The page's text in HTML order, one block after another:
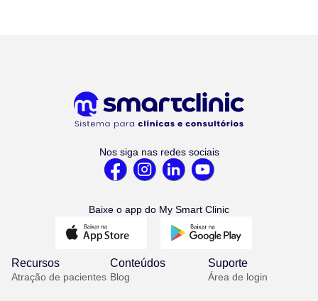
Nos siga nas redes sociais
Baixe o app do My Smart Clinic
Recursos
Atração de pacientes
Conteúdos
Blog
Suporte
Área de login